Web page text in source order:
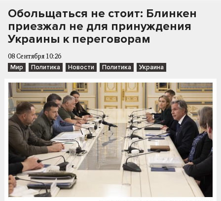
Обольщаться не стоит: Блинкен
приезжал не для принуждения
Украины к переговорам
08 Сентября 10:26
Мир Политика Новости Политика Украина